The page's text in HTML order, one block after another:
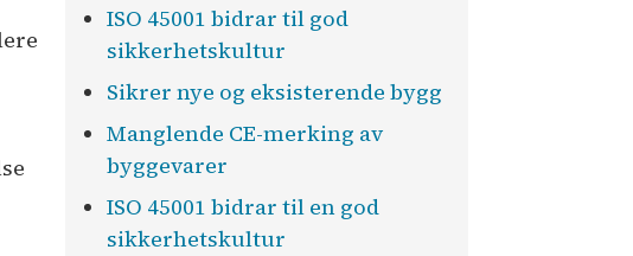
ISO 45001 bidrar til god
sikkerhetskultur
Sikrer nye og eksisterende bygg
Manglende CE-merking av
byggevarer
ISO 45001 bidrar til en god
sikkerhetskultur